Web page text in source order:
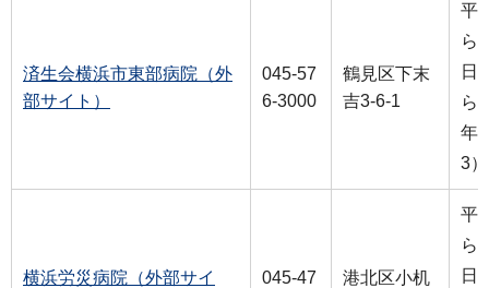
済生会横浜市東部病院（外
部サイト）
045-57
6-3000
鶴見区下末
吉3-6-1
平
ら
日
ら
年
3
横浜労災病院（外部サイ
045-47
港北区小机
平
ら
日